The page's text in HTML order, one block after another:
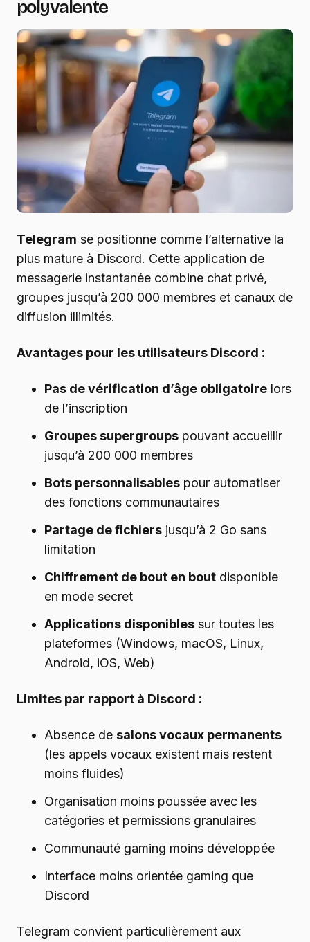
polyvalente
Telegram se positionne comme l’alternative la
plus mature à Discord. Cette application de
messagerie instantanée combine chat privé,
groupes jusqu’à 200 000 membres et canaux de
diffusion illimités.
Avantages pour les utilisateurs Discord :
Pas de vérification d’âge obligatoire lors
de l’inscription
Groupes supergroups pouvant accueillir
jusqu’à 200 000 membres
Bots personnalisables pour automatiser
des fonctions communautaires
Partage de fichiers jusqu’à 2 Go sans
limitation
Chiffrement de bout en bout disponible
en mode secret
Applications disponibles sur toutes les
plateformes (Windows, macOS, Linux,
Android, iOS, Web)
Limites par rapport à Discord :
Absence de salons vocaux permanents
(les appels vocaux existent mais restent
moins fluides)
Organisation moins poussée avec les
catégories et permissions granulaires
Communauté gaming moins développée
Interface moins orientée gaming que
Discord
Telegram convient particulièrement aux